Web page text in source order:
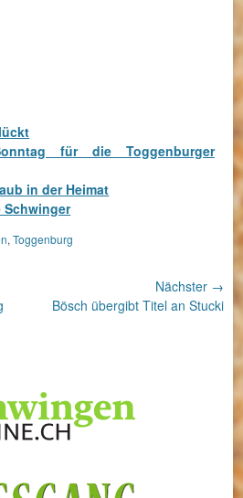
für die Toggenburger
in der Heimat
Schwinger
,Toggenburg
Nächster →
Nächster
Bösch übergibt Titel an Stucki